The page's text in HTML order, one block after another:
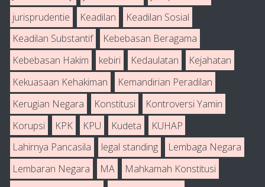
jurisprudentie
Keadilan
Keadilan Sosial
Keadilan Substantif
Kebebasan Beragama
Kebebasan Hakim
kebiri Kedaulatan
Kejahatan
Kekuasaan Kehakiman
Kemandirian Peradilan
Kerugian Negara
Konstitusi
Kontroversi Yamin
Korupsi
KPK KPU Kudeta
KUHAP
Lahirnya Pancasila
legal standing
Lembaga Negara
Lembaran Negara
MA
Mahkamah Konstitusi